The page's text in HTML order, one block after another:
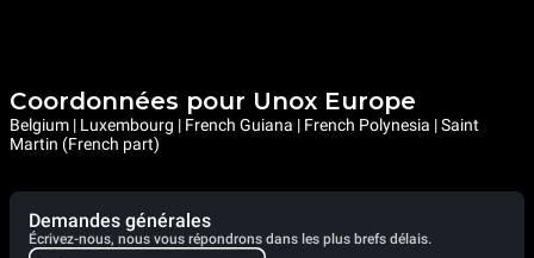
Coordonnées pour Unox Europe
Belgium | Luxembourg | French Guiana | French Polynesia | Saint
Martin (French part)
Demandes générales
Écrivez-nous, nous vous répondrons dans les plus brefs délais.